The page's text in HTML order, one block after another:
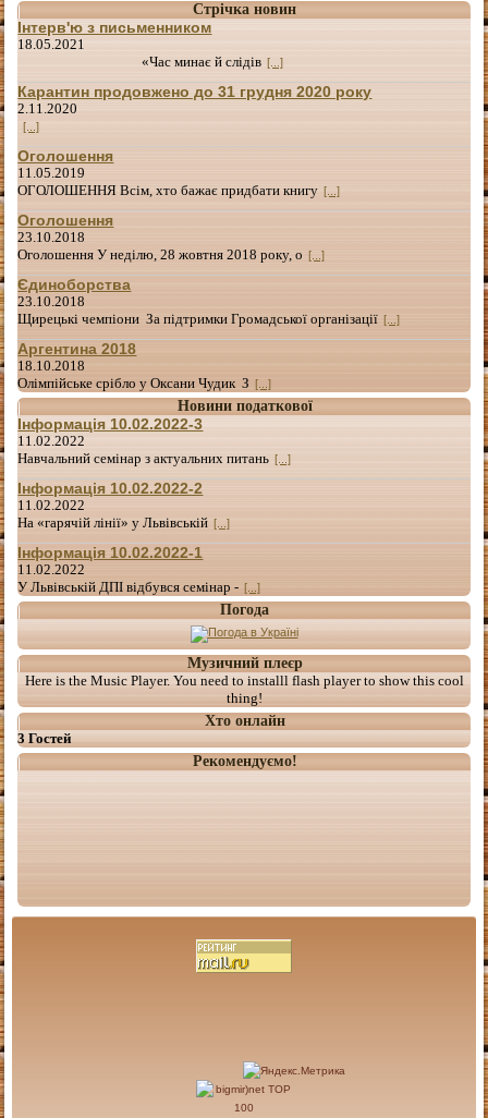
Стрічка новин
Інтерв'ю з письменником
18.05.2021
«Час минає й слідів [...]
Карантин продовжено до 31 грудня 2020 року
2.11.2020
[...]
Оголошення
11.05.2019
ОГОЛОШЕННЯ Всім, хто бажає придбати книгу [...]
Оголошення
23.10.2018
Оголошення У неділю, 28 жовтня 2018 року, о [...]
Єдиноборства
23.10.2018
Щирецькі чемпіони За підтримки Громадської організації [...]
Аргентина 2018
18.10.2018
Олімпійське срібло у Оксани Чудик З
[...]
Новини податкової
Інформація 10.02.2022-3
11.02.2022
Навчальний семінар з актуальних питань [...]
Інформація 10.02.2022-2
11.02.2022
На «гарячій лінії» у Львівській [...]
Інформація 10.02.2022-1
11.02.2022
У Львівській ДПІ відбувся семінар - [...]
Погода
Музичний плеєр
Here is the Music Player. You need to installl flash player to show this cool
thing!
Хто онлайн
3 Гостей
Рекомендуємо!